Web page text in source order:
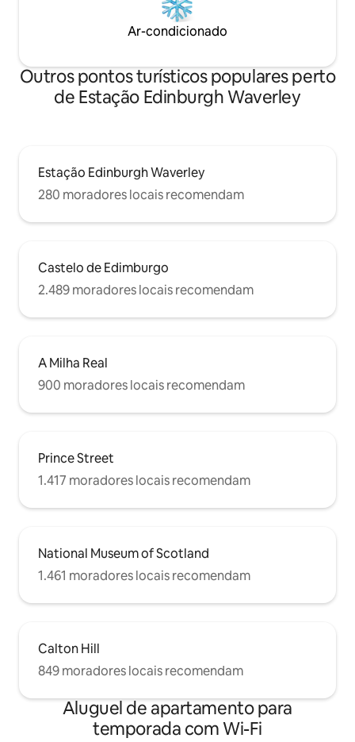
transporte do aeroporto pode ser de
ônibus ou bonde e ambas as paradas
apartamento.
Ar-condicionado
Outros pontos turísticos populares perto
de Estação Edinburgh Waverley
Estação Edinburgh Waverley
280 moradores locais recomendam
Castelo de Edimburgo
2.489 moradores locais recomendam
A Milha Real
900 moradores locais recomendam
Prince Street
1.417 moradores locais recomendam
National Museum of Scotland
1.461 moradores locais recomendam
Calton Hill
849 moradores locais recomendam
Aluguel de apartamento para
temporada com Wi-Fi